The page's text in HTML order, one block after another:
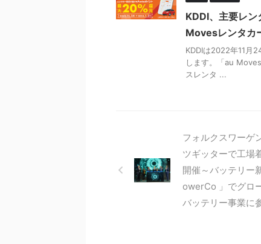
KDDI、主要レ
Movesレンタカ
KDDIは2022年11月
します。「au
スレンタ ...
フォルクスワーゲ
ツギッターで工場
開催～バッテリー
owerCo 」でグロ
バッテリー事業に